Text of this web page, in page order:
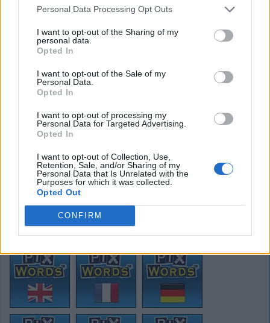
Personal Data Processing Opt Outs
I want to opt-out of the Sharing of my
personal data.
Opted In
I want to opt-out of the Sale of my
Personal Data.
Opted In
I want to opt-out of processing my
Personal Data for Targeted Advertising.
Opted In
I want to opt-out of Collection, Use,
Retention, Sale, and/or Sharing of my
Personal Data that Is Unrelated with the
Purposes for which it was collected.
Opted Out
CONFIRM
Solution:OURS
Arrière
Pixwords solutions dans une autre langue: